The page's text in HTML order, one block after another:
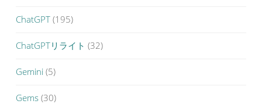
ChatGPT (195)
ChatGPTリライト (32)
Gemini (5)
Gems (30)